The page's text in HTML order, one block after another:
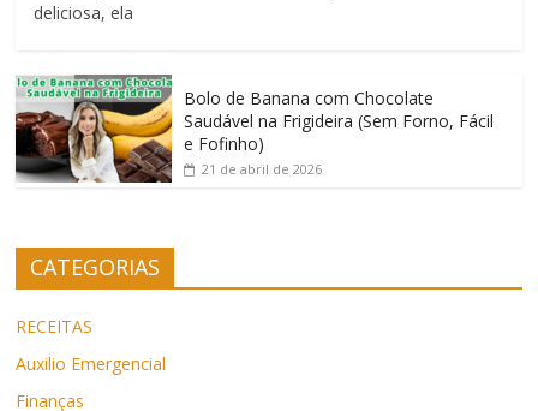
deliciosa, ela
Bolo de Banana com Chocolate
Saudável na Frigideira (Sem Forno, Fácil
e Fofinho)
21 de abril de 2026
CATEGORIAS
RECEITAS
Auxilio Emergencial
Finanças